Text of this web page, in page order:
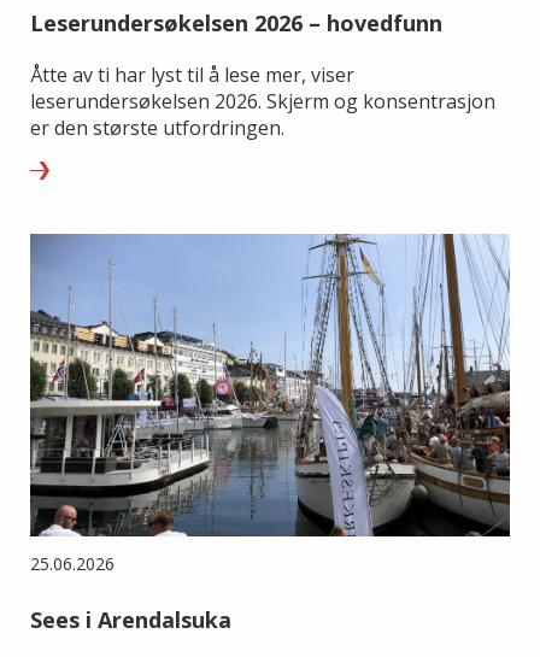
Leserundersøkelsen 2026 – hovedfunn
Åtte av ti har lyst til å lese mer, viser
leserundersøkelsen 2026. Skjerm og konsentrasjon
er den største utfordringen.
25.06.2026
Sees i Arendalsuka